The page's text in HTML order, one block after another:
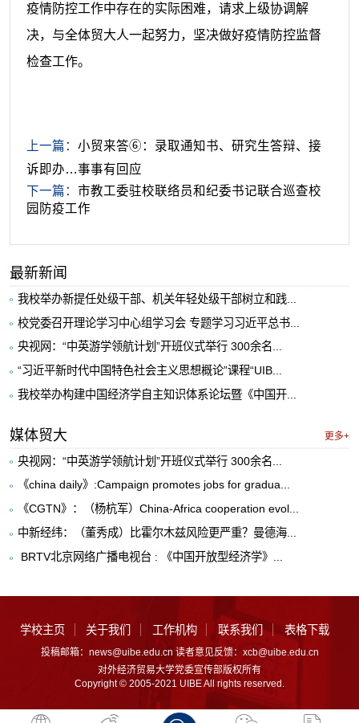
疫情防控工作中存在的实际困难，请求上级协调解
决，与全体贸大人一起努力，坚决做好疫情防控监督
检查工作。
上一篇： 小贸来答⑥：录取通知书、研究生答辩、接
诉即办…事事有回应
下一篇： 市教工委驻校联络员和纪委书记联合巡查校
园防疫工作
最新新闻
我校举办新提任处级干部、机关年轻处级干部树立和践...
校党委召开理论学习中心组学习会 专题学习习近平总书...
央视网：“中英游学领航计划”开班仪式举行 300余名...
“习近平新时代中国特色社会主义思想概论”课程“UIB...
我校举办构建中国经济学自主知识体系论坛暨《中国开...
媒体贸大 更多+
央视网：“中英游学领航计划”开班仪式举行 300余名...
《china daily》:Campaign promotes jobs for gradua...
《CGTN》：（杨杭军）China-Africa cooperation evol...
中新经纬：（董秀成）比霍尔木兹风险更严重？曼德海...
​ BRTV北京网络广播电视台 : 《中国开放型经济学》...
学校主页 关于我们 工作机构 联系我们 表格下载
投稿邮箱：news@uibe.edu.cn 读者意见反馈：xcb@uibe.edu.cn
对外经济贸易大学党委宣传部版权所有
Copyright © 2005-2021 UIBE All rights reserved.